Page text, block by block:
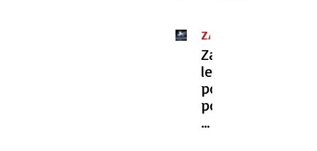
ZANIMIVOST
Zakaj
letala
pozimi
potrebujejo
prho,